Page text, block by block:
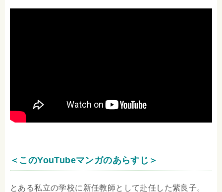
＜このYouTubeマンガのあらすじ＞
とある私立の学校に新任教師として赴任した紫良子。